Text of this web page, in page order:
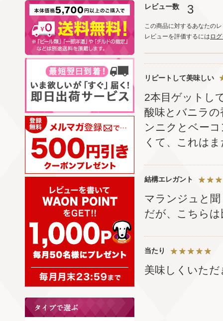
レビュー数
3
この商品に対するあなたの
レビューを評価するには ロ
リピートして美味しい
2本目ゲットし
酸味とバニラ
ンニクとベー
くて、これは
結構エレガント
マランジュと
だが、こちら
当たり
美味しくいた